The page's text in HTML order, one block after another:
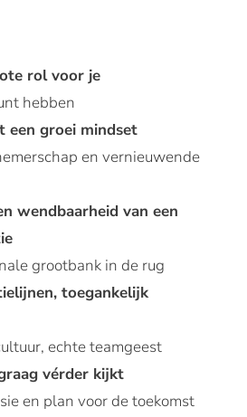
rol voor je
hebben
een groei mindset
en vernieuwende
wendbaarheid van een
grootbank in de rug
toegankelijk
echte teamgeest
vérder kijkt
en plan voor de toekomst